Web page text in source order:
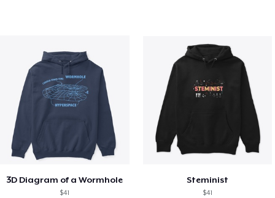
3D Diagram of a Wormhole
$41
Steminist
$41